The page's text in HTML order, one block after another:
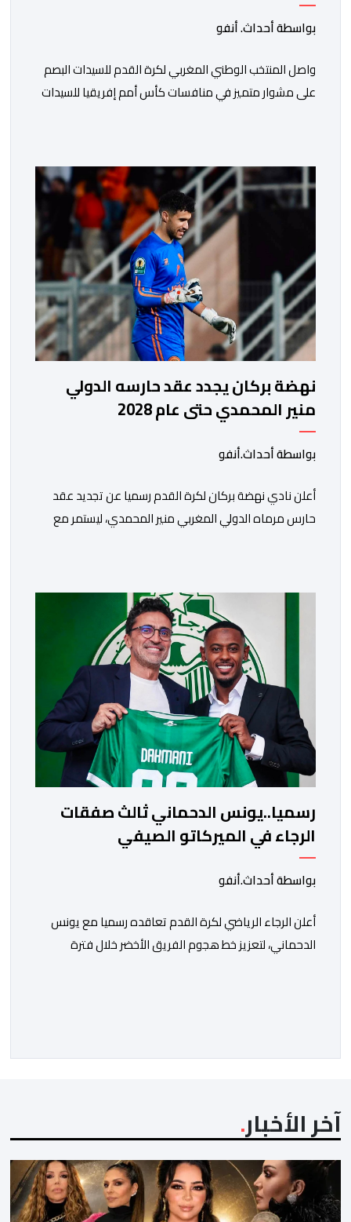
بواسطة أحداث. أنفو
واصل المنتخب الوطني المغربي لكرة القدم للسيدات البصم
على مشوار متميز في منافسات كأس أمم إفريقيا للسيدات
التي جمعتهما، مساء اليوم السبت على أرضية ملعب مولاي
الحسن بالرباط، برسم الدور ربع النهائي، ليضمن بذلك رسميا
مشاركته […]
نهضة بركان يجدد عقد حارسه الدولي
منير المحمدي حتى عام 2028
بواسطة أحداث.أنفو
​أعلن نادي نهضة بركان لكرة القدم رسميا عن تجديد عقد
حارس مرماه الدولي المغربي منير المحمدي، ليستمر مع
الاجتماعي، مصحوبا بعبارة “الرحلة مستمرة”، في إشارة إلى
رغبة الإدارة في الحفاظ على ركائز الفريق والتعزيز من
استقراره الفني […]
رسميا..يونس الدحماني ثالث صفقات
الرجاء في الميركاتو الصيفي
بواسطة أحداث.أنفو
أعلن الرجاء الرياضي لكرة القدم تعاقده رسميا مع يونس
الدحماني، لتعزيز خط هجوم الفريق الأخضر خلال فترة
أداء لافت قدمه اللاعب برفقة اتحاد […]
آخر الأخبار